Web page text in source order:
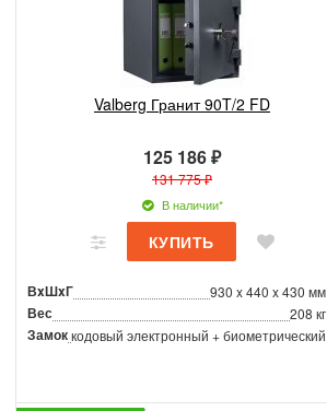
Valberg Гранит 90T/2 FD
125 186 ₽
131 775 ₽
В наличии*
ВxШxГ 930 x 440 x 430 мм
Вес 208 кг
Замоккодовый электронный + биометрический